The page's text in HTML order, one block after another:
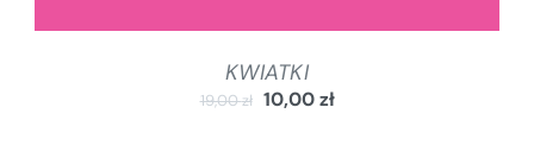
KWIATKI
19,00zł 10,00zł